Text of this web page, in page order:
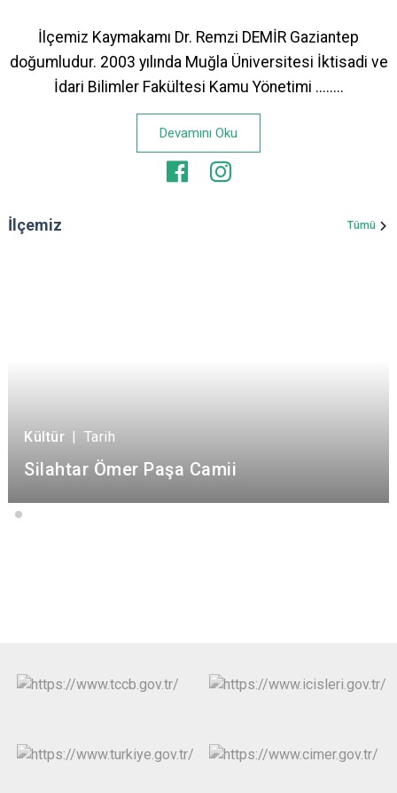
İlçemiz Kaymakamı Dr. Remzi DEMİR Gaziantep
doğumludur. 2003 yılında Muğla Üniversitesi İktisadi ve
İdari Bilimler Fakültesi Kamu Yönetimi ........
Devamını Oku
İlçemiz Tümü
Kültür | Tarih
Silahtar Ömer Paşa Camii